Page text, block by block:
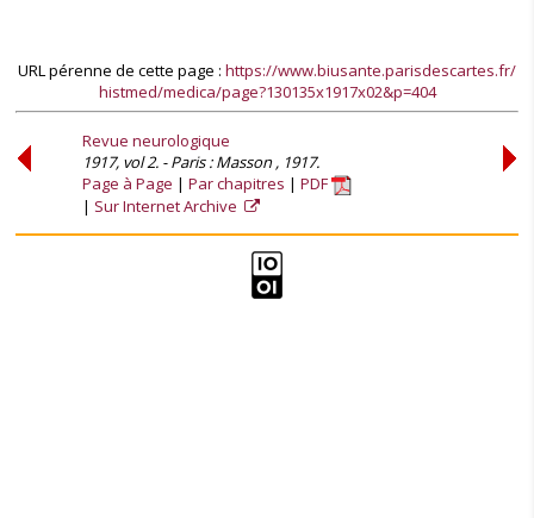
URL pérenne de cette page : https://www.biusante.parisdescartes.fr/
histmed/medica/page?130135x1917x02&p=404
Revue neurologique
1917, vol 2. - Paris : Masson , 1917.
Page à Page
Par chapitres
PDF
Sur Internet Archive